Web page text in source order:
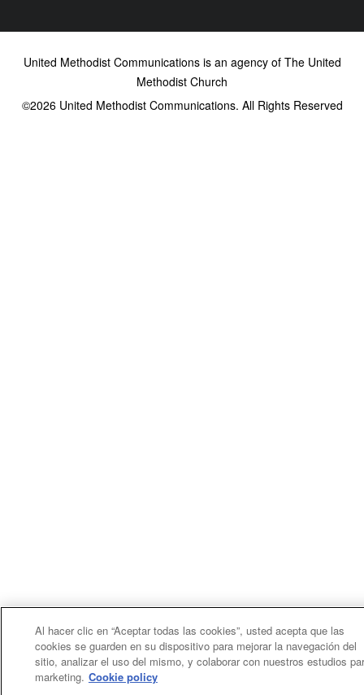
United Methodist Communications is an agency of The United
Methodist Church
©2026United Methodist Communications. All Rights Reserved
Al hacer clic en “Aceptar todas las cookies”, usted acepta que las
cookies se guarden en su dispositivo para mejorar la navegación del
sitio, analizar el uso del mismo, y colaborar con nuestros estudios
marketing. Cookie policy